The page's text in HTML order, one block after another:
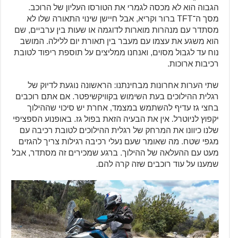
הגבוה הוא לא מכסה לגמרי את הטורסו העליון של הרוכב.
מסך ה־TFT ברור וקריא, אבל חיישן שינוי התאורה שלו לא
מסתדר עם מנהרות מוארות לדוגמה או שעות בין ערביים, שם
הוא משגע את עצמו עם מעבר בין תאורת יום ללילה. המושב
נוח עד לגבול מסוים, ואנחנו ממליצים על תוספת ריפוד לטובת
רכיבות ארוכות.
שתי הערות אחרונות מבחינתנו: הראשונה נוגעת לדיוק של
רגלית ההילוכים בעת השימוש בקוויקשיפטר. אם אתם רוכבים
בחצי גז עדיף להשתמש במצמד, אחרת יש סיכוי שההילוך
יקפוץ לניוטרל. אין את הבעיה הזאת בפול גז. באופנוע הספציפי
שלנו כיוונו את המרחק של רגלית ההילוכים לטובת רכיבה עם
מגפי שטח. מה שאומר שעם נעלי רכיבה רגילות צריך להגזים
מעט עם ההעלאה של ההילוך. ברגע שמכירים זה מסתדר, אבל
שמענו על עוד רוכבים שזה קרה להם.